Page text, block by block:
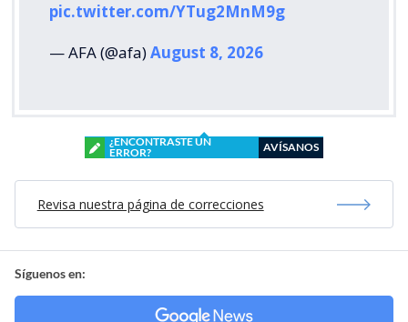
pic.twitter.com/YTug2MnM9g
— AFA (@afa)August 8, 2026
¿ENCONTRASTE UN
ERROR?
AVÍSANOS
Revisa nuestra página de correcciones
Síguenos en: